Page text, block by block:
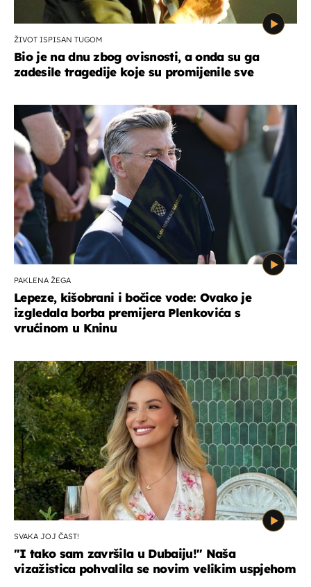
ŽIVOT ISPISAN TUGOM
Bio je na dnu zbog ovisnosti, a onda su ga
zadesile tragedije koje su promijenile sve
PAKLENA ŽEGA
Lepeze, kišobrani i bočice vode: Ovako je
izgledala borba premijera Plenkovića s
vrućinom u Kninu
SVAKA JOJ ČAST!
"I tako sam završila u Dubaiju!" Naša
vizažistica pohvalila se novim velikim uspjehom